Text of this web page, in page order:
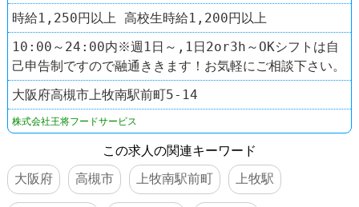
時給1,250円以上 高校生時給1,200円以上
10:00～24:00内※週1日～,1日2or3h～OKシフトは自
己申告制ですので融通ききます！お気軽にご相談下さい。
大阪府高槻市上牧南駅前町5-14
株式会社王将フードサービス
この求人の関連キーワード
大阪府
高槻市 上牧南駅前町 上牧駅